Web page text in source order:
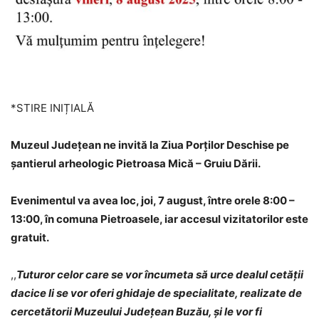
*STIRE INIȚIALĂ
Muzeul Județean ne invită la Ziua Porților Deschise pe
șantierul arheologic Pietroasa Mică – Gruiu Dării.
Evenimentul va avea loc, joi, 7 august, între orele 8:00 –
13:00, în comuna Pietroasele, iar accesul vizitatorilor este
gratuit.
,,Tuturor celor care se vor încumeta să urce dealul cetății
dacice li se vor oferi ghidaje de specialitate, realizate de
cercetătorii Muzeului Județean Buzău, și le vor fi